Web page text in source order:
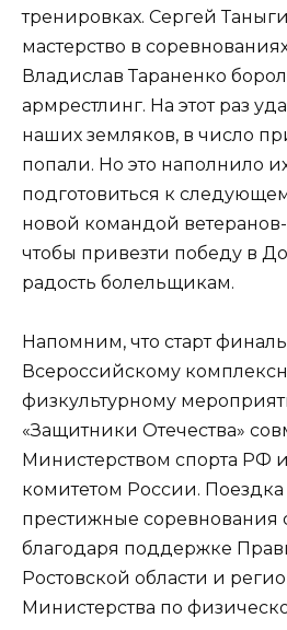
тренировках. Сергей
мастерство в
Владислав Тараненко
армрестлинг. На этот раз
наших земляков, в число
попали. Но это наполнило
подготовиться к
новой командой
чтобы привезти победу в
радость болельщикам.
Напомним, что старт
Всероссийскому
физкультурному
«Защитники Отечества»
Министерством спорта РФ
комитетом России. Поездка
престижные соревнования
благодаря поддержке
Ростовской области и
Министерства по